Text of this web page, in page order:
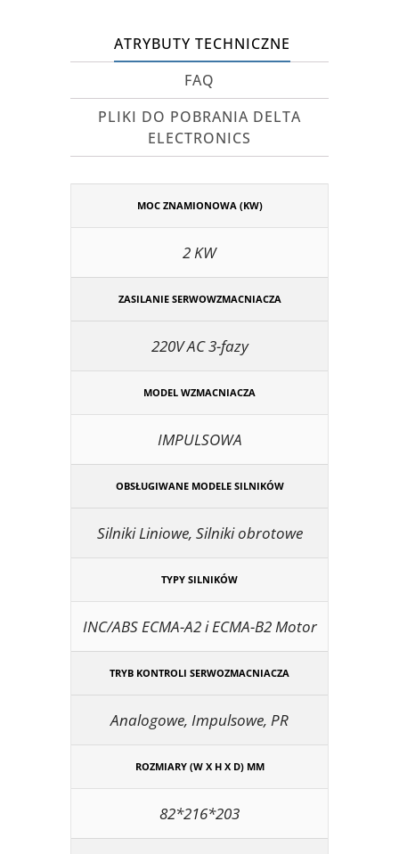
ATRYBUTY TECHNICZNE
FAQ
PLIKI DO POBRANIA DELTA
ELECTRONICS
MOC ZNAMIONOWA (KW)
2 KW
ZASILANIE SERWOWZMACNIACZA
220V AC 3-fazy
MODEL WZMACNIACZA
IMPULSOWA
OBSŁUGIWANE MODELE SILNIKÓW
Silniki Liniowe, Silniki obrotowe
TYPY SILNIKÓW
INC/ABS ECMA-A2 i ECMA-B2 Motor
TRYB KONTROLI SERWOZMACNIACZA
Analogowe, Impulsowe, PR
ROZMIARY (W X H X D) MM
82*216*203